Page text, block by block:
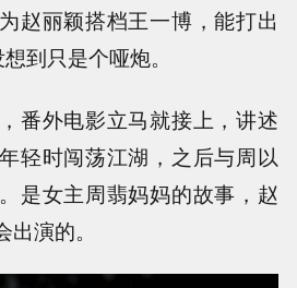
赵丽颖搭档王一博，能打出
到只是个哑炮。
番外电影立马就接上，讲述
轻时闯荡江湖，之后与周以
是女主周翡妈妈的故事，赵
演的。